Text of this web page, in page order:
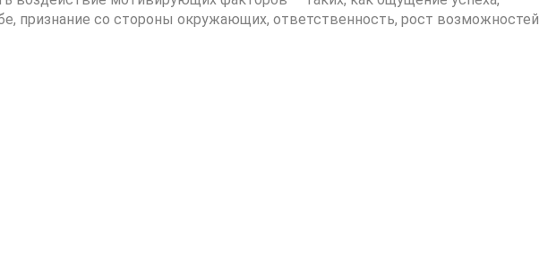
признание со стороны окружающих, ответственность, рост возможностей.